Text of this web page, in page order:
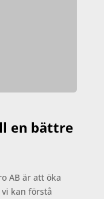
en bättre
AB är att öka
kan förstå